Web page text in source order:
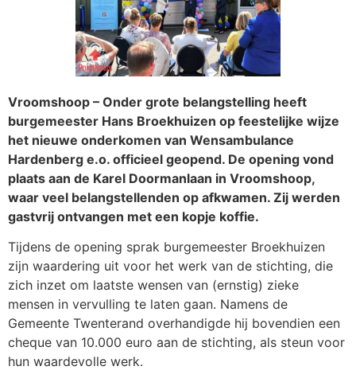
Vroomshoop – Onder grote belangstelling heeft
burgemeester Hans Broekhuizen op feestelijke wijze
het nieuwe onderkomen van Wensambulance
Hardenberg e.o. officieel geopend. De opening vond
plaats aan de Karel Doormanlaan in Vroomshoop,
waar veel belangstellenden op afkwamen. Zij werden
gastvrij ontvangen met een kopje koffie.
Tijdens de opening sprak burgemeester Broekhuizen
zijn waardering uit voor het werk van de stichting, die
zich inzet om laatste wensen van (ernstig) zieke
mensen in vervulling te laten gaan. Namens de
Gemeente Twenterand overhandigde hij bovendien een
cheque van 10.000 euro aan de stichting, als steun voor
hun waardevolle werk.